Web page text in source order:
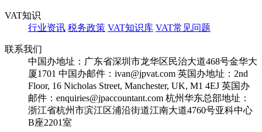
VAT知识
行业资讯 税务政策 VAT知识库 VAT常见问题
联系我们
中国办地址：广东省深圳市龙华区民治大道468号金华大
厦1701 中国办邮件：ivan@jpvat.com 英国办地址：2nd
Floor, 16 Nicholas Street, Manchester, UK, M1 4EJ 英国办
邮件：enquiries@jpaccountant.com 杭州华东总部地址：
浙江省杭州市滨江区浦沿街道江南大道4760号亚科中心
B座2201室